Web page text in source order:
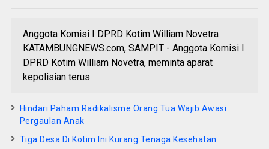
Anggota Komisi I DPRD Kotim William Novetra
KATAMBUNGNEWS.com, SAMPIT - Anggota Komisi I
DPRD Kotim William Novetra, meminta aparat
kepolisian terus
Hindari Paham Radikalisme Orang Tua Wajib Awasi
Pergaulan Anak
Tiga Desa Di Kotim Ini Kurang Tenaga Kesehatan